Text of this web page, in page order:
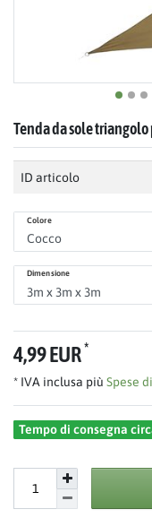
Tenda da sole
ID articolo
Colore
Dimensione
4,99 EUR*
* IVA inclusa più Spese
Tempo di consegna